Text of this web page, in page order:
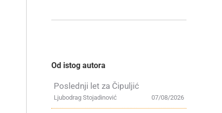
Od istog autora
Poslednji let za Čipuljić
07/08/2026
Ljubodrag Stojadinović